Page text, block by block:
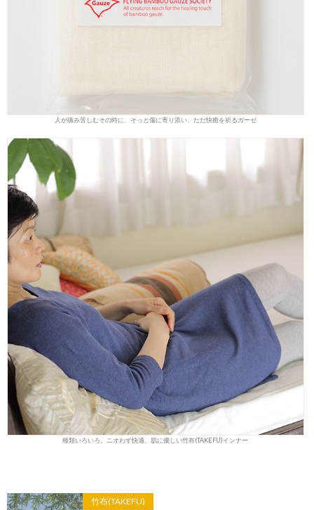
人が痛み苦しむその時に、そっと傷に寄り添い、ただ快癒を祈るガーゼ
種類いろいろ。ニオわず快適、肌に優しい竹布(TAKEFU)インナー
竹布(TAKEFU)